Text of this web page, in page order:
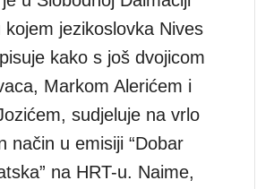
kojem jezikoslovka Nives
kako s još dvojicom
Markom Alerićem i
sudjeluje na vrlo
način u emisiji “Dobar
na HRT-u. Naime,